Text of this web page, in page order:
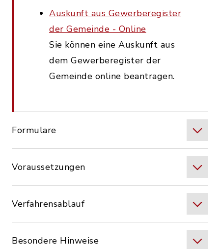
Auskunft aus Gewerberegister
der Gemeinde - Online
Sie können eine Auskunft aus
dem Gewerberegister der
Gemeinde online beantragen.
Formulare
Voraussetzungen
Verfahrensablauf
Besondere Hinweise